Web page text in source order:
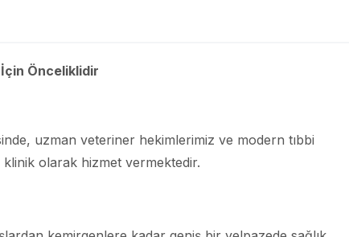
İçin Önceliklidir
uzman veteriner hekimlerimiz ve modern tıbbi
klinik olarak hizmet vermektedir.